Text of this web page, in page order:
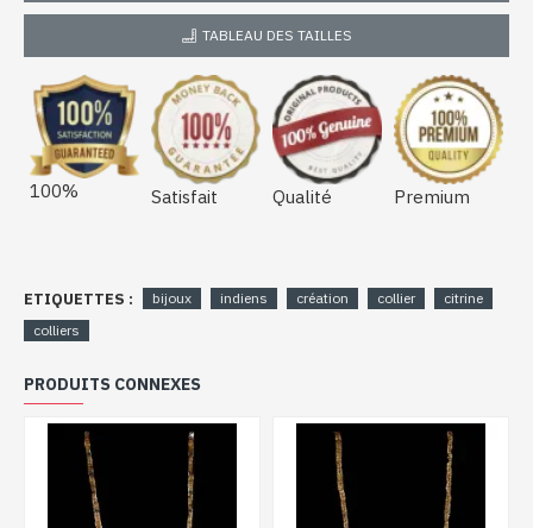
TABLEAU DES TAILLES
100% Satisfait Qualité Premium
ETIQUETTES : bijoux indiens création collier
citrine
colliers
PRODUITS CONNEXES